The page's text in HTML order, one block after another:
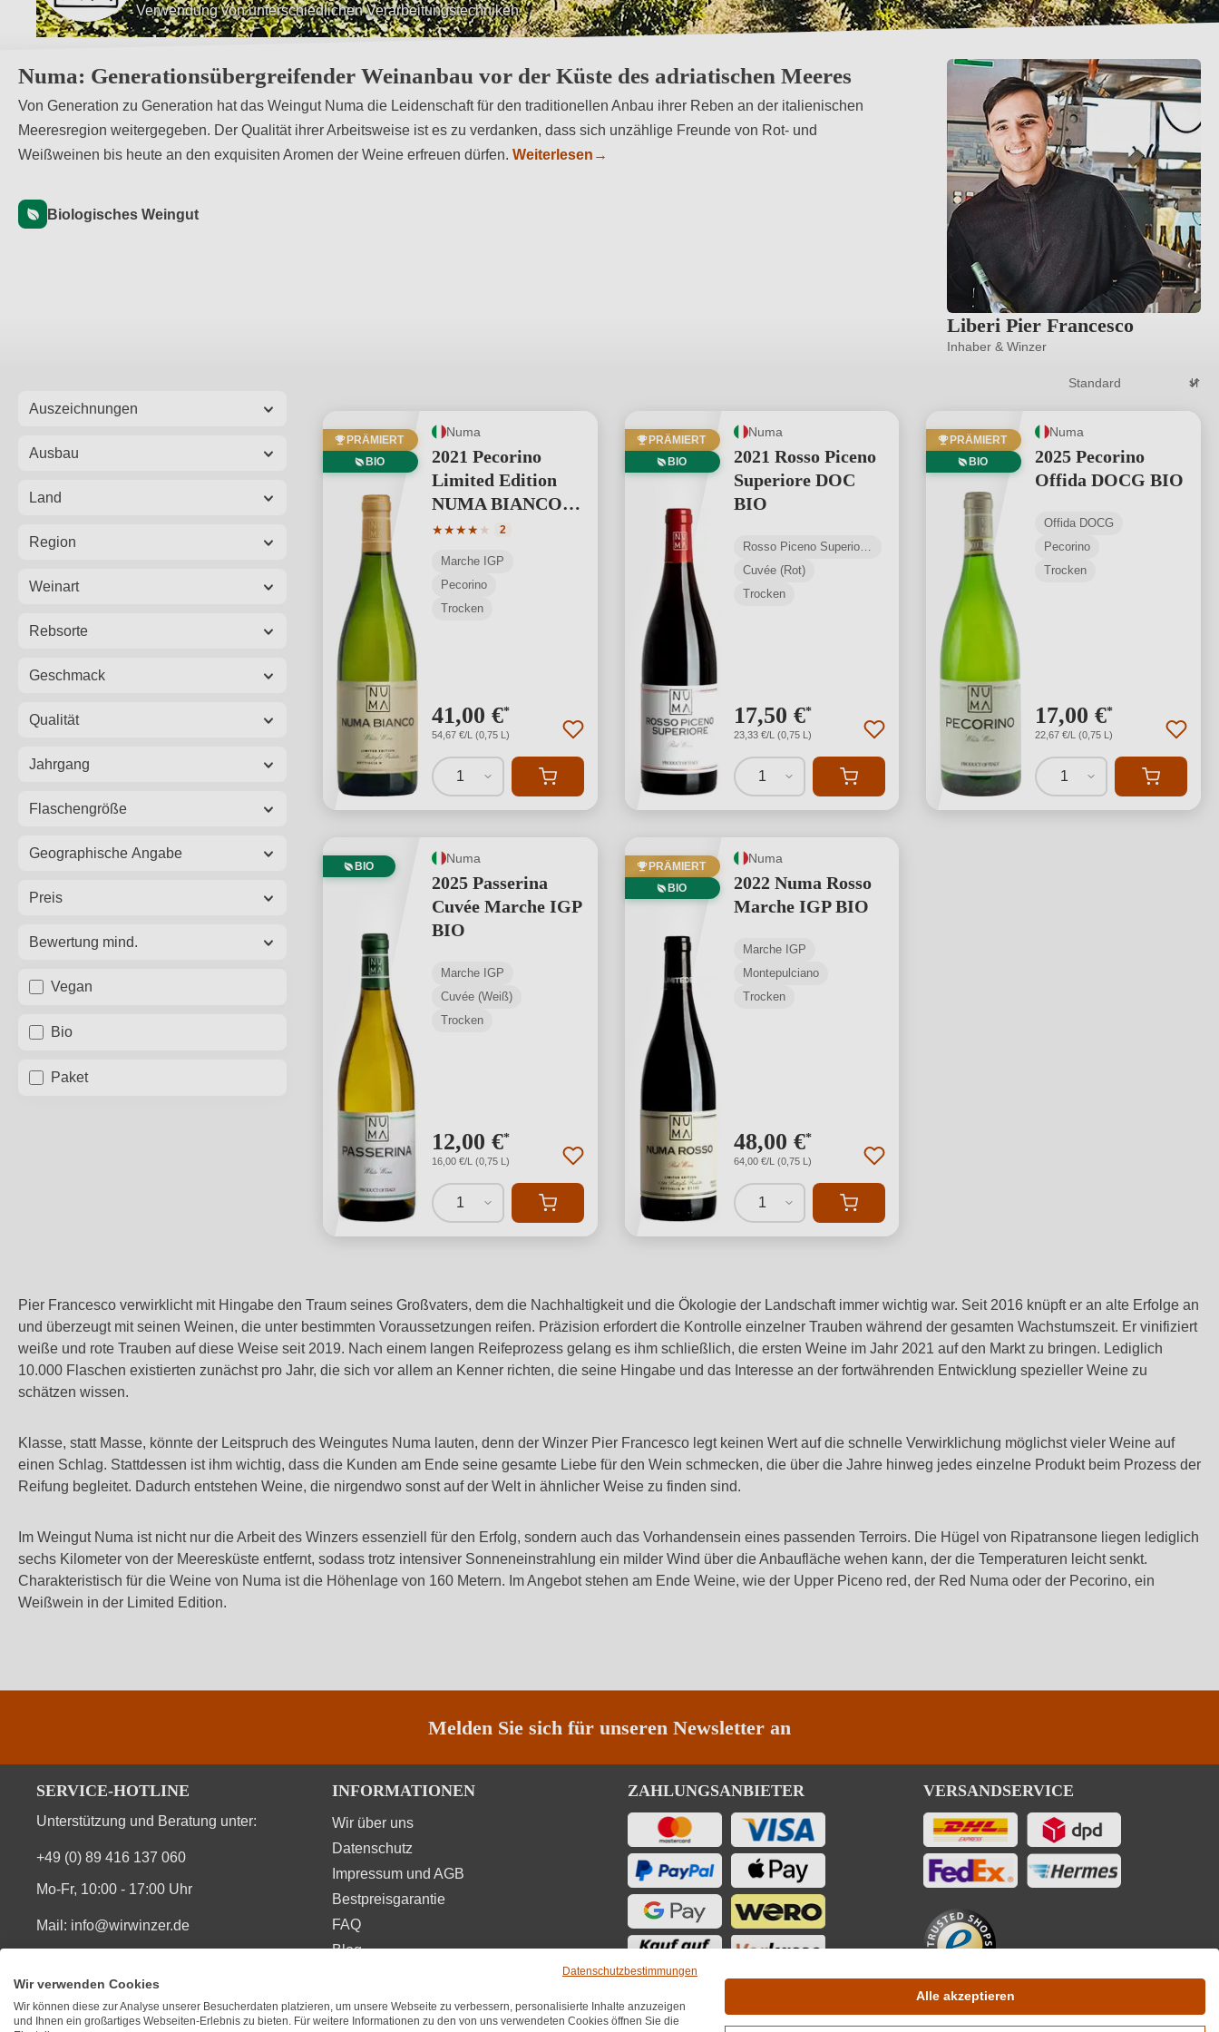
Verwendung von unterschiedlichen Verarbeitungstechniken
Experimentieren im Keller mit verschiedenen Verarbeitungs- und Weinherstellungsmethoden
Numa: Generationsübergreifender Weinanbau vor der Küste des adriatischen Meeres
Von Generation zu Generation hat das Weingut Numa die Leidenschaft für den traditionellen Anbau ihrer Reben an der italienischen
Meeresregion weitergegeben. Der Qualität ihrer Arbeitsweise ist es zu verdanken, dass sich unzählige Freunde von Rot- und
Weißweinen bis heute an den exquisiten Aromen der Weine erfreuen dürfen. Weiterlesen →
Biologisches Weingut
Liberi Pier Francesco
Inhaber & Winzer
Auszeichnungen
Ausbau
Land
Region
Weinart
Rebsorte
Geschmack
Qualität
Jahrgang
Flaschengröße
Geographische Angabe
Preis
Bewertung mind.
Vegan
Bio
Paket
PRÄMIERT
BIO
Numa
2021 Pecorino
Limited Edition
NUMA BIANCO
BIO
★★★★★
Durchschnittliche Bewertung von 4 von 5 Sternen
2
Marche IGP
Pecorino
Trocken
41,00 €*
54,67 €/L (0,75 L)
1
PRÄMIERT
BIO
Numa
2021 Rosso Piceno
Superiore DOC
BIO
Rosso Piceno Superiore DOC
Cuvée (Rot)
Trocken
17,50 €*
23,33 €/L (0,75 L)
1
PRÄMIERT
BIO
Numa
2025 Pecorino
Offida DOCG BIO
Offida DOCG
Pecorino
Trocken
17,00 €*
22,67 €/L (0,75 L)
1
BIO
Numa
2025 Passerina
Cuvée Marche IGP
BIO
Marche IGP
Cuvée (Weiß)
Trocken
12,00 €*
16,00 €/L (0,75 L)
1
PRÄMIERT
BIO
Numa
2022 Numa Rosso
Marche IGP BIO
Marche IGP
Montepulciano
Trocken
48,00 €*
64,00 €/L (0,75 L)
1
Pier Francesco verwirklicht mit Hingabe den Traum seines Großvaters, dem die Nachhaltigkeit und die Ökologie der Landschaft immer wichtig war. Seit 2016 knüpft er an alte Erfolge an
und überzeugt mit seinen Weinen, die unter bestimmten Voraussetzungen reifen. Präzision erfordert die Kontrolle einzelner Trauben während der gesamten Wachstumszeit. Er vinifiziert
weiße und rote Trauben auf diese Weise seit 2019. Nach einem langen Reifeprozess gelang es ihm schließlich, die ersten Weine im Jahr 2021 auf den Markt zu bringen. Lediglich
10.000 Flaschen existierten zunächst pro Jahr, die sich vor allem an Kenner richten, die seine Hingabe und das Interesse an der fortwährenden Entwicklung spezieller Weine zu
schätzen wissen.
Klasse, statt Masse, könnte der Leitspruch des Weingutes Numa lauten, denn der Winzer Pier Francesco legt keinen Wert auf die schnelle Verwirklichung möglichst vieler Weine auf
einen Schlag. Stattdessen ist ihm wichtig, dass die Kunden am Ende seine gesamte Liebe für den Wein schmecken, die über die Jahre hinweg jedes einzelne Produkt beim Prozess der
Reifung begleitet. Dadurch entstehen Weine, die nirgendwo sonst auf der Welt in ähnlicher Weise zu finden sind.
Im Weingut Numa ist nicht nur die Arbeit des Winzers essenziell für den Erfolg, sondern auch das Vorhandensein eines passenden Terroirs. Die Hügel von Ripatransone liegen lediglich
sechs Kilometer von der Meeresküste entfernt, sodass trotz intensiver Sonneneinstrahlung ein milder Wind über die Anbaufläche wehen kann, der die Temperaturen leicht senkt.
Charakteristisch für die Weine von Numa ist die Höhenlage von 160 Metern. Im Angebot stehen am Ende Weine, wie der Upper Piceno red, der Red Numa oder der Pecorino, ein
Weißwein in der Limited Edition.
Melden Sie sich für unseren Newsletter an
SERVICE-HOTLINE
Unterstützung und Beratung unter:
+49 (0) 89 416 137 060
Mo-Fr, 10:00 - 17:00 Uhr
Mail: info@wirwinzer.de
INFORMATIONEN
Wir über uns
Datenschutz
Impressum und AGB
Bestpreisgarantie
FAQ
Blog
ZAHLUNGSANBIETER VERSANDSERVICE
SIE FINDEN UNS AUCH AUF BEWERTUNGEN
Datenschutzbestimmungen
Wir verwenden Cookies
Wir können diese zur Analyse unserer Besucherdaten platzieren, um unsere Webseite zu verbessern, personalisierte Inhalte anzuzeigen
und Ihnen ein großartiges Webseiten-Erlebnis zu bieten. Für weitere Informationen zu den von uns verwendeten Cookies öffnen Sie die
Alle akzeptieren